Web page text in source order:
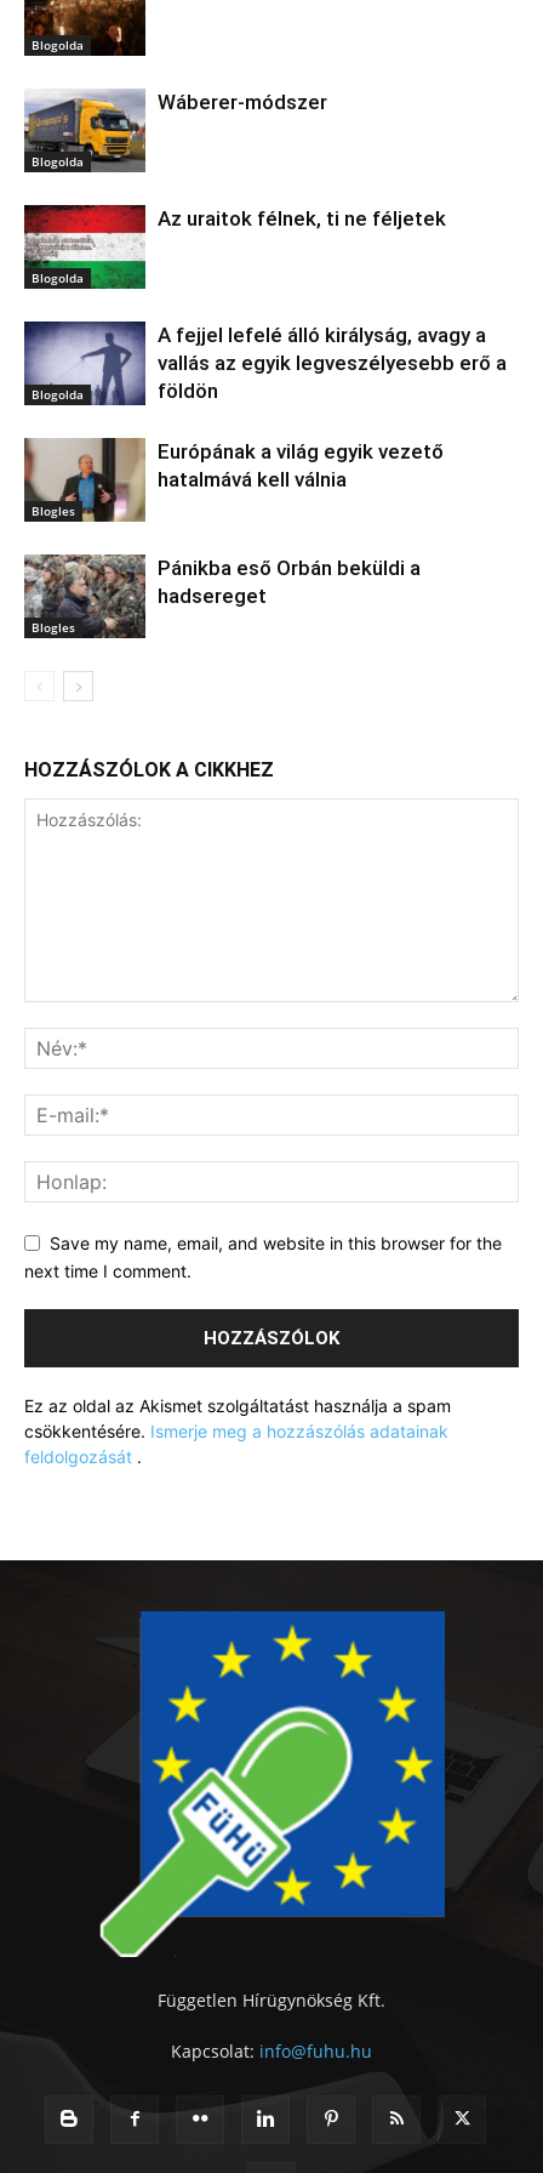
Blogolda
Blogolda
Wáberer-módszer
Blogolda
Az uraitok félnek, ti ne féljetek
Blogolda
A fejjel lefelé álló királyság, avagy a
vallás az egyik legveszélyesebb erő a
földön
Blogles
Európának a világ egyik vezető
hatalmává kell válnia
Blogles
Pánikba eső Orbán beküldi a
hadsereget
HOZZÁSZÓLOK A CIKKHEZ
Save my name, email, and website in this browser for the
next time I comment.
Ez az oldal az Akismet szolgáltatást használja a spam
csökkentésére. Ismerje meg a hozzászólás adatainak
feldolgozását .
Független Hírügynökség Kft.
Kapcsolat: info@fuhu.hu